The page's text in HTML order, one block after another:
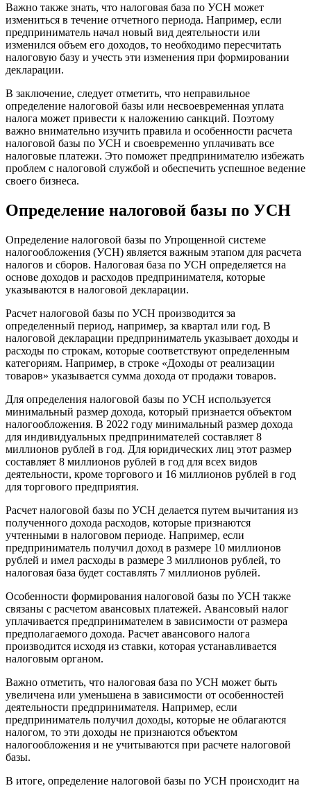
Важно также знать, что налоговая база по УСН может
измениться в течение отчетного периода. Например, если
предприниматель начал новый вид деятельности или
изменился объем его доходов, то необходимо пересчитать
налоговую базу и учесть эти изменения при формировании
декларации.
В заключение, следует отметить, что неправильное
определение налоговой базы или несвоевременная уплата
налога может привести к наложению санкций. Поэтому
важно внимательно изучить правила и особенности расчета
налоговой базы по УСН и своевременно уплачивать все
налоговые платежи. Это поможет предпринимателю избежать
проблем с налоговой службой и обеспечить успешное ведение
своего бизнеса.
Определение налоговой базы по УСН
Определение налоговой базы по Упрощенной системе
налогообложения (УСН) является важным этапом для расчета
налогов и сборов. Налоговая база по УСН определяется на
основе доходов и расходов предпринимателя, которые
указываются в налоговой декларации.
Расчет налоговой базы по УСН производится за
определенный период, например, за квартал или год. В
налоговой декларации предприниматель указывает доходы и
расходы по строкам, которые соответствуют определенным
категориям. Например, в строке «Доходы от реализации
товаров» указывается сумма дохода от продажи товаров.
Для определения налоговой базы по УСН используется
минимальный размер дохода, который признается объектом
налогообложения. В 2022 году минимальный размер дохода
для индивидуальных предпринимателей составляет 8
миллионов рублей в год. Для юридических лиц этот размер
составляет 8 миллионов рублей в год для всех видов
деятельности, кроме торгового и 16 миллионов рублей в год
для торгового предприятия.
Расчет налоговой базы по УСН делается путем вычитания из
полученного дохода расходов, которые признаются
учтенными в налоговом периоде. Например, если
предприниматель получил доход в размере 10 миллионов
рублей и имел расходы в размере 3 миллионов рублей, то
налоговая база будет составлять 7 миллионов рублей.
Особенности формирования налоговой базы по УСН также
связаны с расчетом авансовых платежей. Авансовый налог
уплачивается предпринимателем в зависимости от размера
предполагаемого дохода. Расчет авансового налога
производится исходя из ставки, которая устанавливается
налоговым органом.
Важно отметить, что налоговая база по УСН может быть
увеличена или уменьшена в зависимости от особенностей
деятельности предпринимателя. Например, если
предприниматель получил доходы, которые не облагаются
налогом, то эти доходы не признаются объектом
налогообложения и не учитываются при расчете налоговой
базы.
В итоге, определение налоговой базы по УСН происходит на